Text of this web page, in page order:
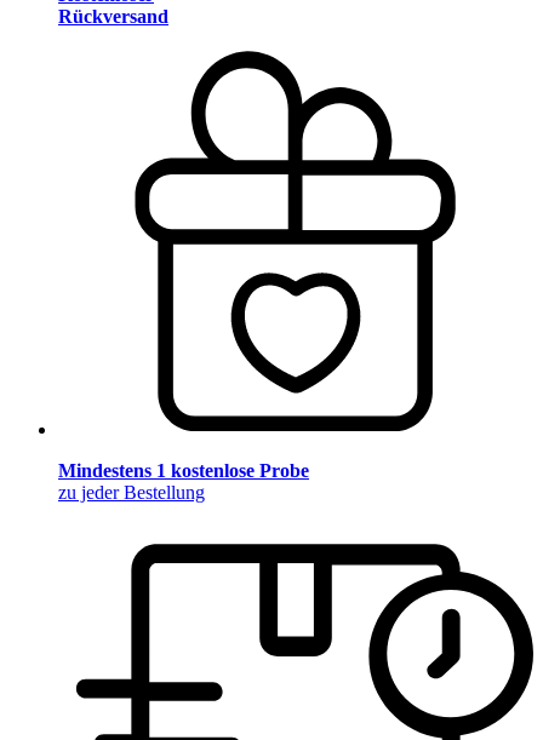
Rückversand
Mindestens 1 kostenlose Probe
zu jeder Bestellung